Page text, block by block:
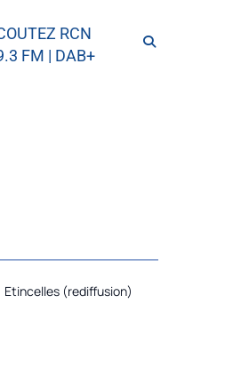
RCN
FM | DAB+
Etincelles (rediffusion)